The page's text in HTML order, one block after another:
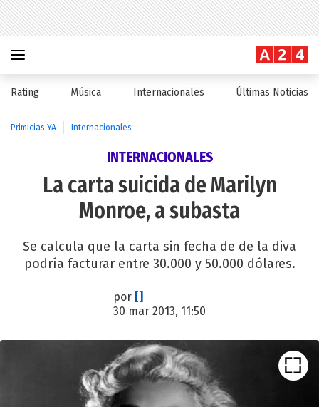
Rating Música Internacionales Últimas Noticias
Primicias YA Internacionales
INTERNACIONALES
La carta suicida de Marilyn
Monroe, a subasta
Se calcula que la carta sin fecha de de la diva
podría facturar entre 30.000 y 50.000 dólares.
por []
30 mar 2013, 11:50